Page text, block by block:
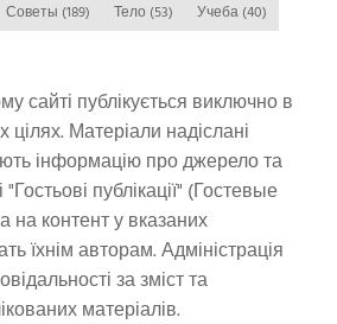
Советы (189) Тело (53) Учеба (40)
сайті публікується виключно в
Матеріали надіслані
інформацію про джерело та
"Гостьові публікації" (Гостевые
на контент у вказаних
їхнім авторам. Адміністрація
за зміст та
матеріалів.